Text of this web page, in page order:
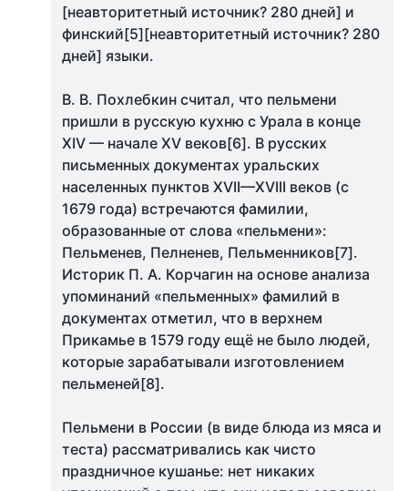
[неавторитетный источник? 280 дней] и
финский[5][неавторитетный источник? 280
дней] языки.
В. В. Похлебкин считал, что пельмени
пришли в русскую кухню с Урала в конце
XIV — начале XV веков[6]. В русских
письменных документах уральских
населенных пунктов XVII—XVIII веков (с
1679 года) встречаются фамилии,
образованные от слова «пельмени»:
Пельменев, Пелненев, Пельменников[7].
Историк П. А. Корчагин на основе анализа
упоминаний «пельменных» фамилий в
документах отметил, что в верхнем
Прикамье в 1579 году ещё не было людей,
которые зарабатывали изготовлением
пельменей[8].
Пельмени в России (в виде блюда из мяса и
теста) рассматривались как чисто
праздничное кушанье: нет никаких